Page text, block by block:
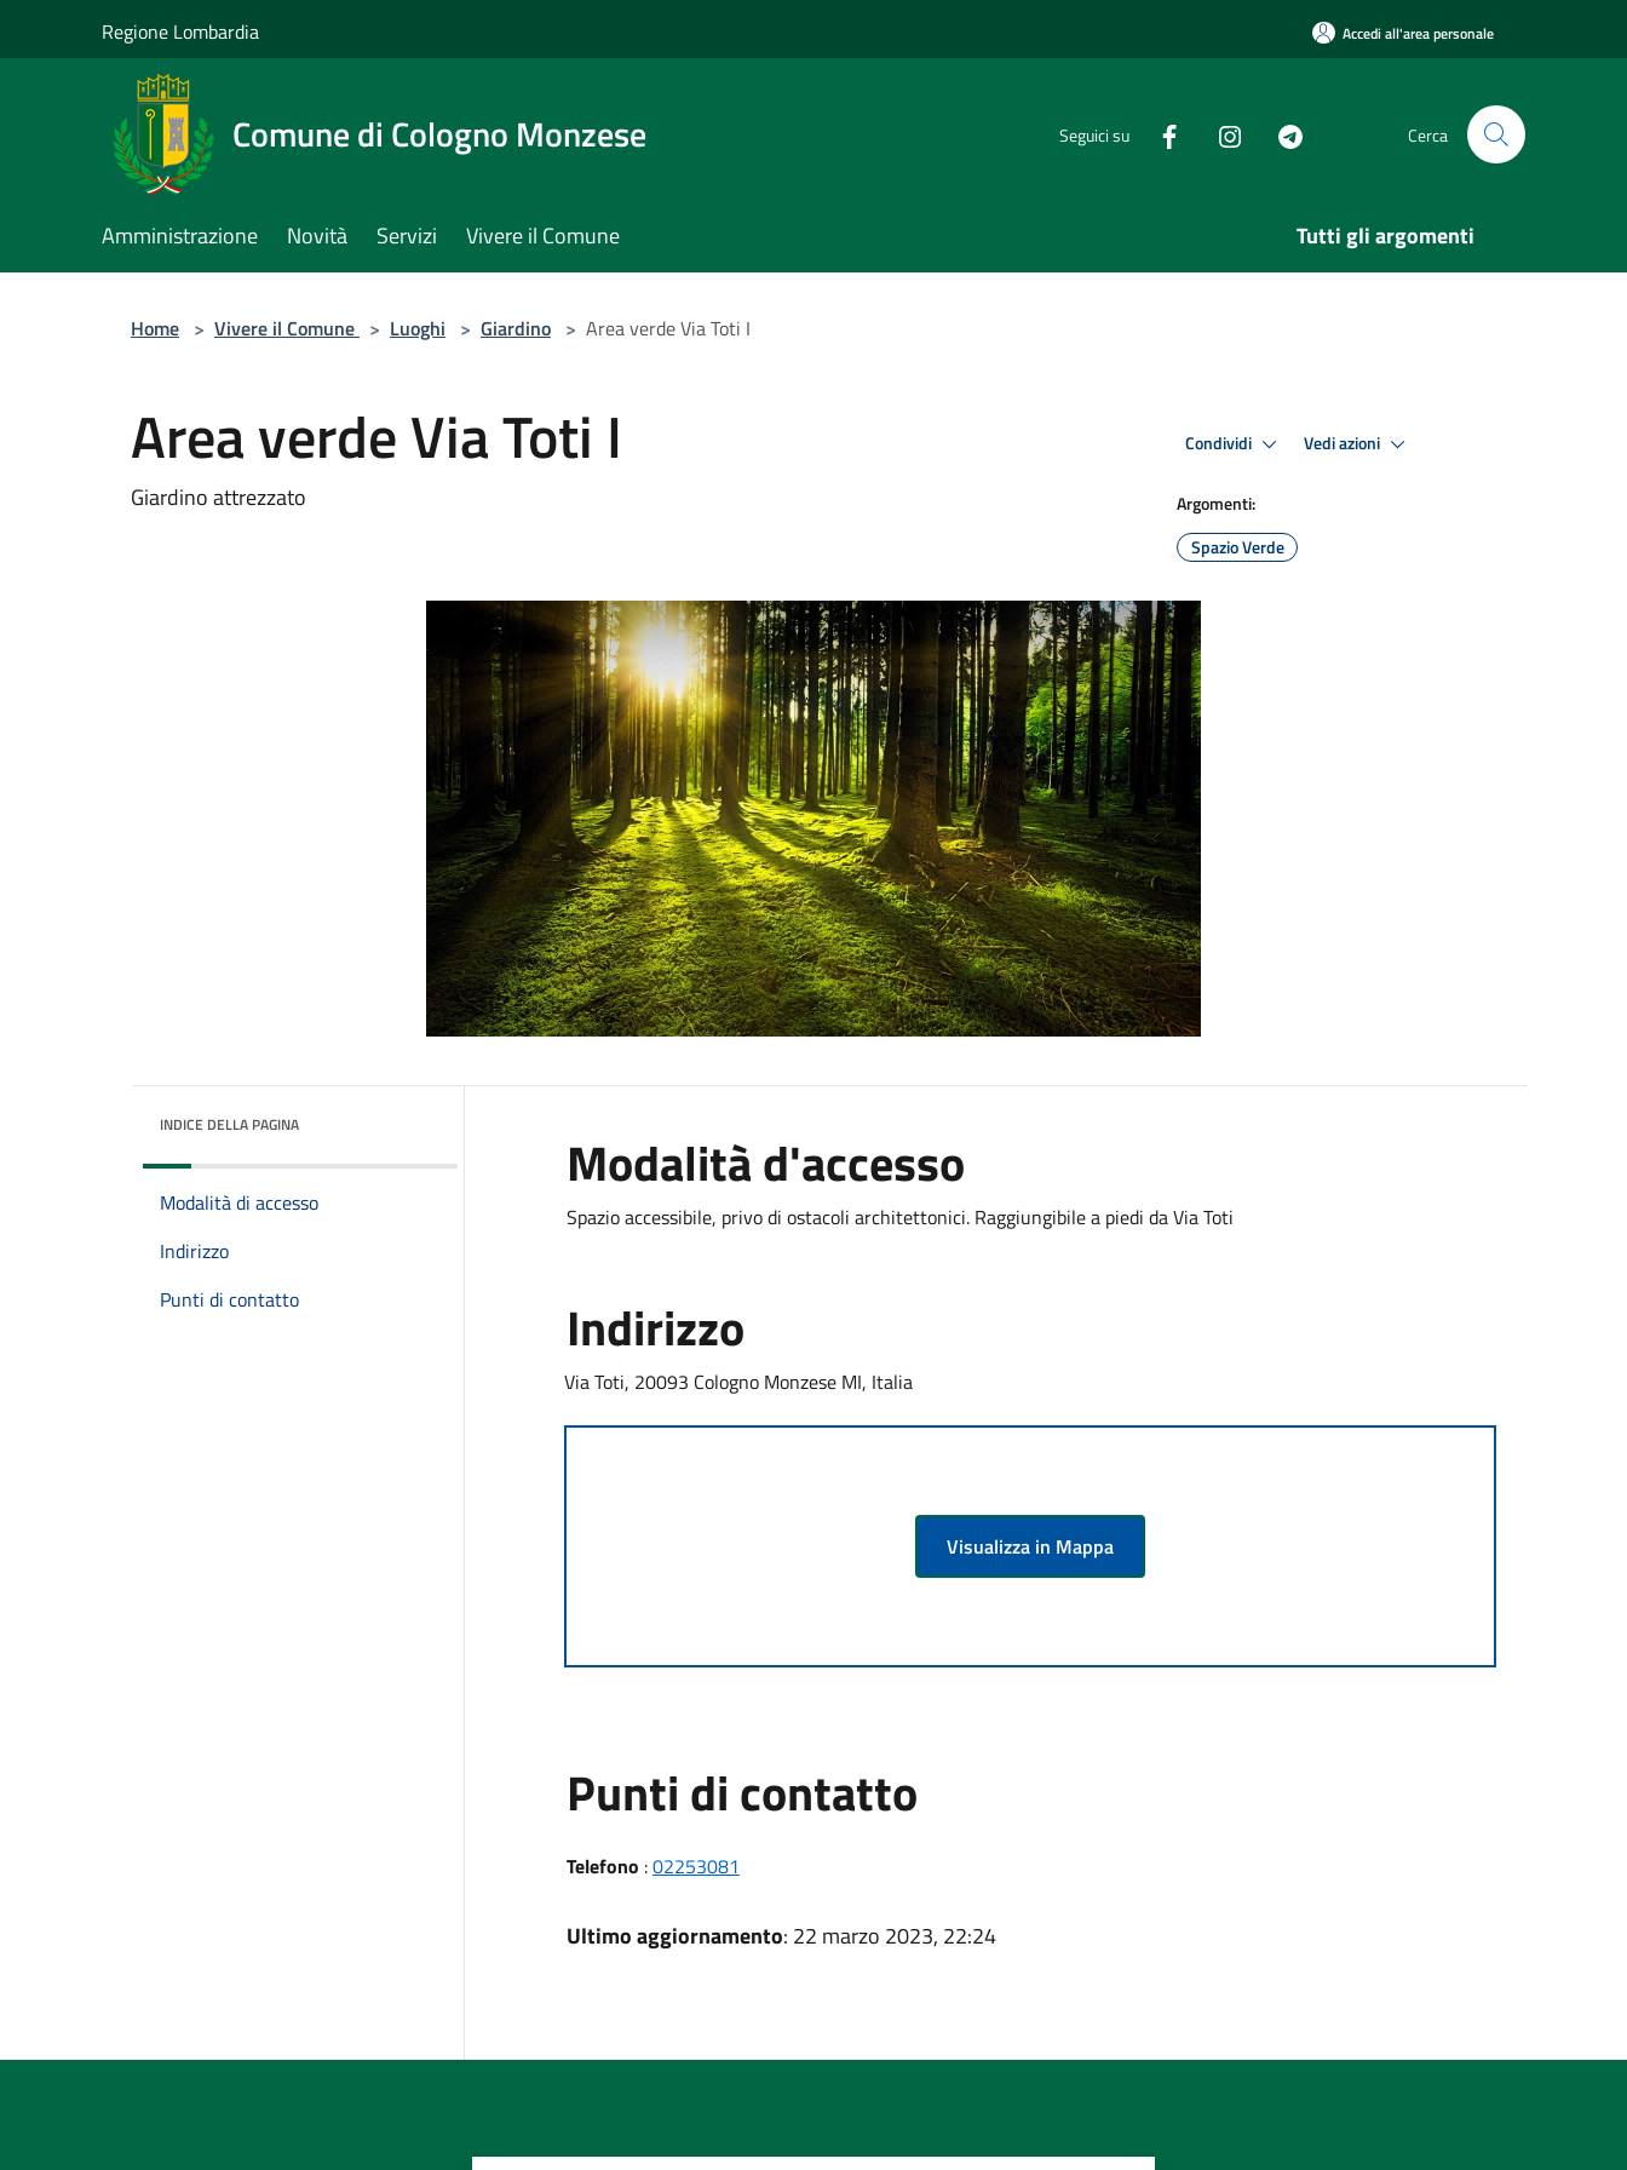
Regione Lombardia Accedi all'area personale
Comune di Cologno Monzese Seguici su Cerca
Amministrazione Novità Servizi Vivere il Comune Tutti gli argomenti
Home > Vivere il Comune > Luoghi > Giardino > Area verde Via Toti I
Area verde Via Toti I
Giardino attrezzato
Condividi Vedi azioni
Argomenti:
Spazio Verde
INDICE DELLA PAGINA
Modalità di accesso
Indirizzo
Punti di contatto
Modalità d'accesso
Spazio accessibile, privo di ostacoli architettonici. Raggiungibile a piedi da Via Toti
Indirizzo
Via Toti, 20093 Cologno Monzese MI, Italia
Visualizza in Mappa
Punti di contatto
Telefono :02253081
Ultimo aggiornamento: 22 marzo 2023, 22:24